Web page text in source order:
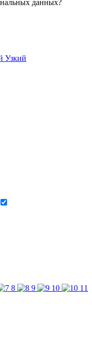
данных?
Узкий
8 9 10
11